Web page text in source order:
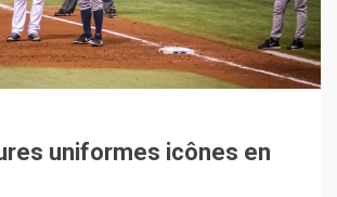
uniformes icônes en